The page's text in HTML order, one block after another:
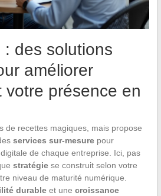
: des solutions
améliorer
votre présence en
de recettes magiques, mais propose
services sur-mesurepour
de chaque entreprise. Ici, pas
stratégiese construit selon votre
niveau de maturité numérique.
durableet une croissance